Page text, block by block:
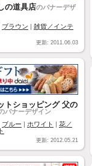
の道具店のバナーデザ
ブラウン
雑貨／インテ
更新: 2011.06.03
トショッピング 父の
バナーデザイン
ブルー ホワイト
花／
更新: 2012.05.21